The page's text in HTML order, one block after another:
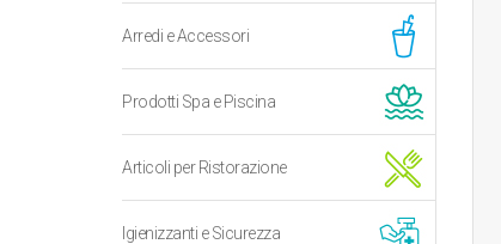
Arredi e Accessori
Prodotti Spa e Piscina
Articoli per Ristorazione
Igienizzanti e Sicurezza